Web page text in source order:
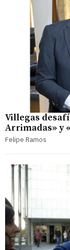
Villegas
Arrimadas» y
Felipe Ramos